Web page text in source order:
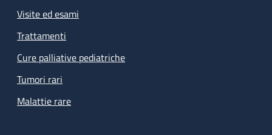
Visite ed esami
Trattamenti
Cure palliative pediatriche
Tumori rari
Malattie rare